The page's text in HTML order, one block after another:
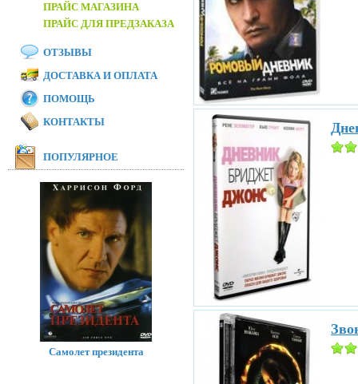
ПРАЙС МАГАЗИНА
ПРАЙС ДЛЯ ПРЕДЗАКАЗА
ОТЗЫВЫ
ДОСТАВКА И ОПЛАТА
ПОМОЩЬ
КОНТАКТЫ
ПОПУЛЯРНОЕ
Самолет президента